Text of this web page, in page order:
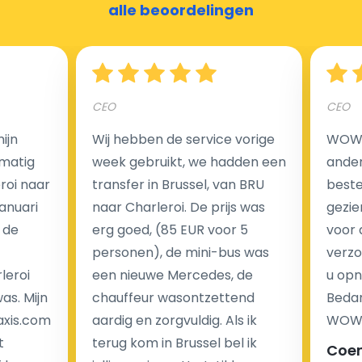
luchthaventaxi's is een vast tarief voor uw rit. In
tegenstelling tot traditionele taxi's met taxameter
brengen wij u geen extra kosten in rekening voor de
nachtrit.
We hebben geen ophaaltarief of extra kosten voor
wachttijd als uw vlucht vertraging heeft.
Kijk op onze website voor meer informatie over uw
transferkosten. Ons boekingsformulier bevat alle
mogelijke extra's die u kunt kiezen en de prijs die u
krijgt is transparant voor een passagier en een
alle beoordelingen
naar
Mijn
CEO
Wij hebben de service vorige
week gebruikt, we hadden een
transfer in Brussel, van BRU
naar Charleroi. De prijs was
erg goed, (85 EUR voor 5
personen), de mini-bus was
een nieuwe Mercedes, de
chauffeur wasontzettend
aardig en zorgvuldig. Als ik
terug kom in Brussel bel ik
CEO
voor
u